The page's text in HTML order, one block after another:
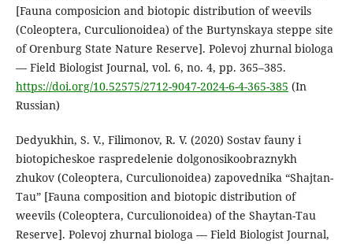
[Fauna composicion and biotopic distribution of weevils
(Coleoptera, Curculionoidea) of the Burtynskaya steppe site
of Orenburg State Nature Reserve]. Polevoj zhurnal biologa
— Field Biologist Journal, vol. 6, no. 4, pp. 365–385.
https://doi.org/10.52575/2712-9047-2024-6-4-365-385 (In
Russian)
Dedyukhin, S. V., Filimonov, R. V. (2020) Sostav fauny i
biotopicheskoe raspredelenie dolgonosikoobraznykh
zhukov (Coleoptera, Curculionoidea) zapovednika “Shajtan-
Tau” [Fauna composition and biotopic distribution of
weevils (Coleoptera, Curculionoidea) of the Shaytan-Tau
Reserve]. Polevoj zhurnal biologa — Field Biologist Journal,